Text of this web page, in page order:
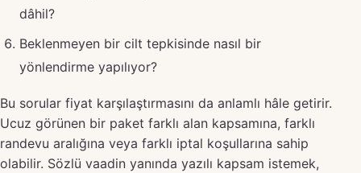
dâhil?
Beklenmeyen bir cilt tepkisinde nasıl bir
yönlendirme yapılıyor?
Bu sorular fiyat karşılaştırmasını da anlamlı hâle getirir.
Ucuz görünen bir paket farklı alan kapsamına, farklı
randevu aralığına veya farklı iptal koşullarına sahip
olabilir. Sözlü vaadin yanında yazılı kapsam istemek,